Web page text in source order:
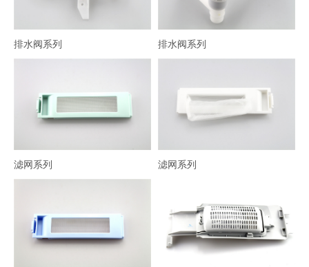
排水阀系列 排水阀系列
滤网系列 滤网系列